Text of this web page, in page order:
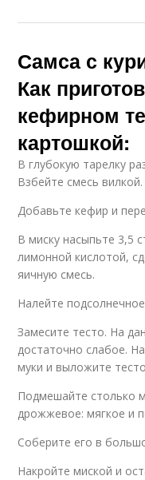
Самса с
Как
кефирном
картошкой:
В глубокую тарелку
Взбейте смесь вилкой.
Добавьте кефир и
В миску насыпьте 3,5
лимонной кислотой,
яичную смесь.
Налейте
Замесите тесто. На
достаточно слабое.
муки и выложите
Подмешайте столько
дрожжевое: мягкое и
Соберите его в
Накройте миской и